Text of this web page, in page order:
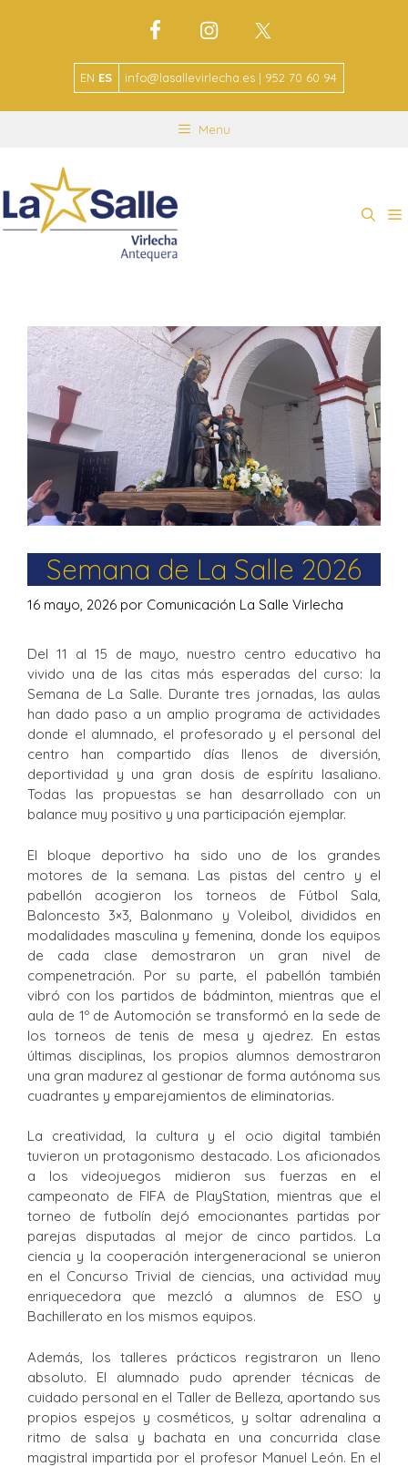
EN ES info@lasallevirlecha.es | 952 70 60 94
Menu
Semana de La Salle 2026
16 mayo, 2026 por Comunicación La Salle Virlecha
Del 11 al 15 de mayo, nuestro centro educativo ha
vivido una de las citas más esperadas del curso: la
Semana de La Salle. Durante tres jornadas, las aulas
han dado paso a un amplio programa de actividades
donde el alumnado, el profesorado y el personal del
centro han compartido días llenos de diversión,
deportividad y una gran dosis de espíritu lasaliano.
Todas las propuestas se han desarrollado con un
balance muy positivo y una participación ejemplar.
El bloque deportivo ha sido uno de los grandes
motores de la semana. Las pistas del centro y el
pabellón acogieron los torneos de Fútbol Sala,
Baloncesto 3×3, Balonmano y Voleibol, divididos en
modalidades masculina y femenina, donde los equipos
de cada clase demostraron un gran nivel de
compenetración. Por su parte, el pabellón también
vibró con los partidos de bádminton, mientras que el
aula de 1º de Automoción se transformó en la sede de
los torneos de tenis de mesa y ajedrez. En estas
últimas disciplinas, los propios alumnos demostraron
una gran madurez al gestionar de forma autónoma sus
cuadrantes y emparejamientos de eliminatorias.
La creatividad, la cultura y el ocio digital también
tuvieron un protagonismo destacado. Los aficionados
a los videojuegos midieron sus fuerzas en el
campeonato de FIFA de PlayStation, mientras que el
torneo de futbolín dejó emocionantes partidas por
parejas disputadas al mejor de cinco partidos. La
ciencia y la cooperación intergeneracional se unieron
en el Concurso Trivial de ciencias, una actividad muy
enriquecedora que mezcló a alumnos de ESO y
Bachillerato en los mismos equipos.
Además, los talleres prácticos registraron un lleno
absoluto. El alumnado pudo aprender técnicas de
cuidado personal en el Taller de Belleza, aportando sus
propios espejos y cosméticos, y soltar adrenalina a
ritmo de salsa y bachata en una concurrida clase
magistral impartida por el profesor Manuel León. En el